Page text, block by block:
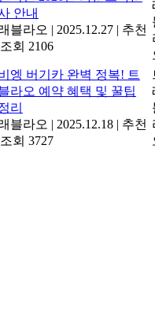
안내
블라오 | 2025.12.27 | 추천
조회 2106
엥 버기카 완벽 정복! 트
라오 예약 혜택 및 꿀팁
리
블라오 | 2025.12.18 | 추천
조회 3727